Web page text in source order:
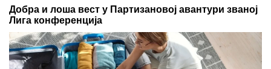
HUTI IZVELI JEDAN OD NAJRAZORNIJIH UDARA:
Dronovima napali „Aramkovu“ rafineriju u
Saudijskoj Arabiji (VIDEO)